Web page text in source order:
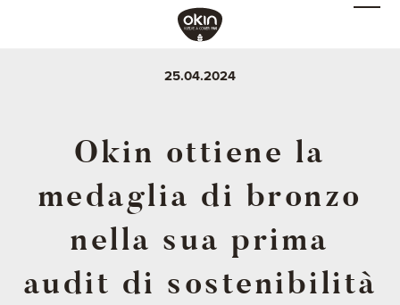
25.04.2024
Okin ottiene la
medaglia di bronzo
nella sua prima
audit di sostenibilità